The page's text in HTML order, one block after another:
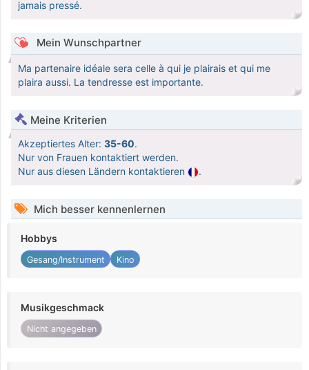
jamais pressé.
Mein Wunschpartner
Ma partenaire idéale sera celle à qui je plairais et qui me
plaira aussi. La tendresse est importante.
Meine Kriterien
Akzeptiertes Alter: 35-60.
Nur von Frauen kontaktiert werden.
Nur aus diesen Ländern kontaktieren
.
Mich besser kennenlernen
Hobbys
Gesang/Instrument Kino
Musikgeschmack
Nicht angegeben